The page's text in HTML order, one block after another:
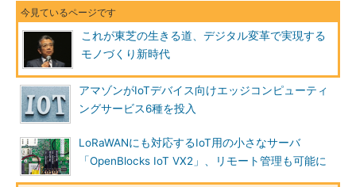
これが東芝の生きる道、デジタル変革で実現する
モノづくり新時代
アマゾンがIoTデバイス向けエッジコンピューティ
ングサービス6種を投入
LoRaWANにも対応するIoT用の小さなサーバ
「OpenBlocks IoT VX2」、リモート管理も可能に